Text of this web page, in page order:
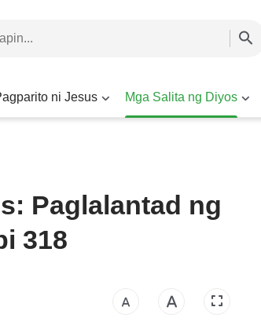
ni Jesus Mga Salita ng Diyos
Paglalantad ng
318